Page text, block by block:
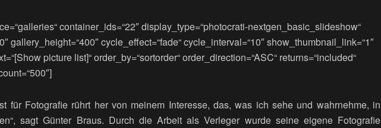
container_ids=“22″ display_type=“photocrati-nextgen_basic_slideshow“
gallery_height=“400″ cycle_effect=“fade“ cycle_interval=“10″ show_thumbnail_link=“1″
picture list]“ order_by=“sortorder“ order_direction=“ASC“ returns=“included“
für Fotografie rührt her von meinem Interesse, das, was ich sehe und wahrnehme, in
sagt Günter Braus. Durch die Arbeit als Verleger wurde seine eigene Fotografie